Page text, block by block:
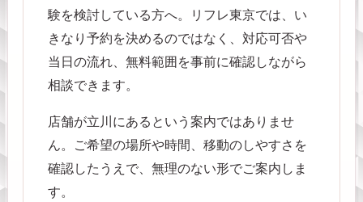
験を検討している方へ。リフレ東京では、い
きなり予約を決めるのではなく、対応可否や
当日の流れ、無料範囲を事前に確認しながら
相談できます。
店舗が立川にあるという案内ではありませ
ん。ご希望の場所や時間、移動のしやすさを
確認したうえで、無理のない形でご案内しま
す。